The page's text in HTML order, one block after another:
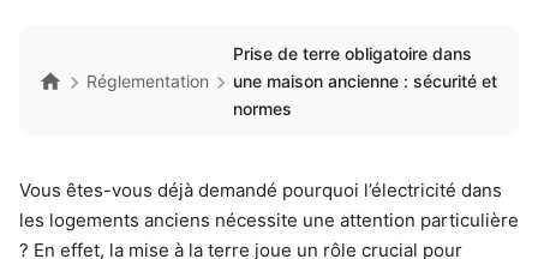
Réglementation
Prise de terre obligatoire dans
une maison ancienne : sécurité et
normes
Vous êtes-vous déjà demandé pourquoi l’électricité dans
les logements anciens nécessite une attention particulière
? En effet, la mise à la terre joue un rôle crucial pour